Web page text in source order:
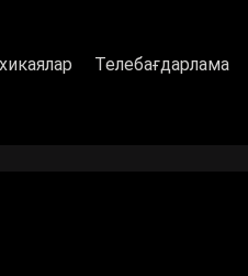
Телебағдарлама